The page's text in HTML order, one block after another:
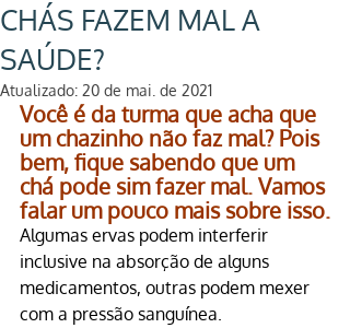
CHÁS FAZEM MAL A
SAÚDE?
Atualizado: 20 de mai. de 2021
Você é da turma que acha que
um chazinho não faz mal? Pois
bem, fique sabendo que um
chá pode sim fazer mal. Vamos
falar um pouco mais sobre isso.
Algumas ervas podem interferir
inclusive na absorção de alguns
medicamentos, outras podem mexer
com a pressão sanguínea.